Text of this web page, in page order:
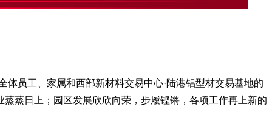
员工、家属和西部新材料交易中心·陆港铝型材交易基地的
蒸日上；园区发展欣欣向荣，步履铿锵，各项工作再上新的